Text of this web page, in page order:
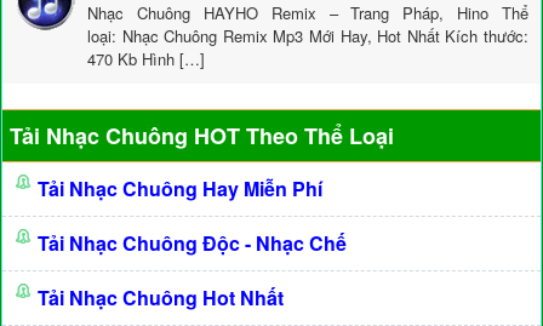
Nhạc Chuông HAYHO Remix – Trang Pháp, Hino Thể
loại: Nhạc Chuông Remix Mp3 Mới Hay, Hot Nhất Kích thước:
470 Kb Hình […]
Tải Nhạc Chuông HOT Theo Thể Loại
Tải Nhạc Chuông Hay Miễn Phí
Tải Nhạc Chuông Độc - Nhạc Chế
Tải Nhạc Chuông Hot Nhất